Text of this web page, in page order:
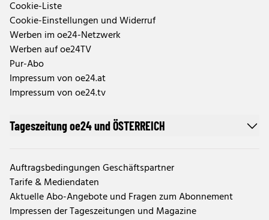
Cookie-Liste
Cookie-Einstellungen und Widerruf
Werben im oe24-Netzwerk
Werben auf oe24TV
Pur-Abo
Impressum von oe24.at
Impressum von oe24.tv
Tageszeitung oe24 und ÖSTERREICH
Auftragsbedingungen Geschäftspartner
Tarife & Mediendaten
Aktuelle Abo-Angebote und Fragen zum Abonnement
Impressen der Tageszeitungen und Magazine